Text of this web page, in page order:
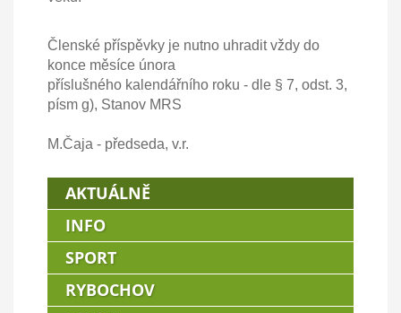
Členské příspěvky je nutno uhradit vždy do
konce měsíce února
příslušného kalendářního roku - dle § 7, odst. 3,
písm g), Stanov MRS
M.Čaja - předseda, v.r.
AKTUÁLNĚ
INFO
SPORT
RYBOCHOV